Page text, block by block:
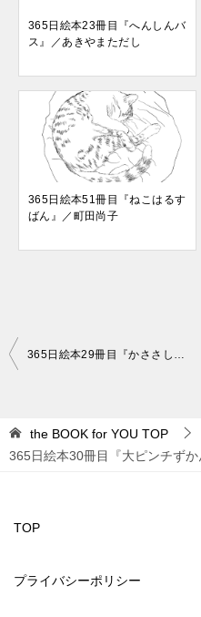
365日絵本23冊目『へんしんバ
ス』／あきやまただし
365日絵本51冊目『ねこはるす
ばん』／町田尚子
投
ビ
シ
ン
365日絵本29冊目『かささしてあげるね』／作・ はせがわせつこ 絵・ にしまきかやこ
the BOOK for YOU TOP
365日絵本30冊目『大ピンチず
TOP
プライバシーポリシー